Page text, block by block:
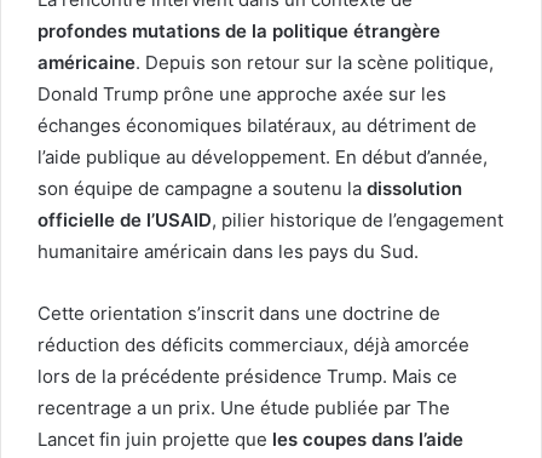
profondes mutations de la politique étrangère
américaine. Depuis son retour sur la scène politique,
Donald Trump prône une approche axée sur les
échanges économiques bilatéraux, au détriment de
l’aide publique au développement. En début d’année,
son équipe de campagne a soutenu la dissolution
officielle de l’USAID, pilier historique de l’engagement
humanitaire américain dans les pays du Sud.
Cette orientation s’inscrit dans une doctrine de
réduction des déficits commerciaux, déjà amorcée
lors de la précédente présidence Trump. Mais ce
recentrage a un prix. Une étude publiée par The
Lancet fin juin projette que les coupes dans l’aide